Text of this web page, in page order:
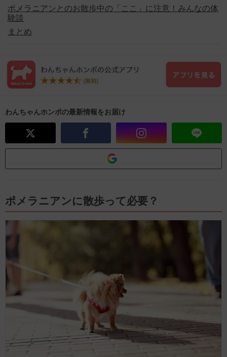
ポメラニアンとのお散歩中の「ここ」に注意！みんなの体
験談
まとめ
わんちゃんホンポの最新情報をお届け
ポメラニアンに散歩って必要？